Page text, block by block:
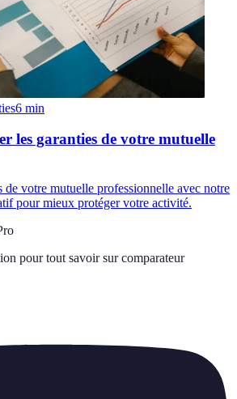
6 min
les garanties de votre mutuelle
de votre mutuelle professionnelle avec notre
pour mieux protéger votre activité.
pour tout savoir sur comparateur